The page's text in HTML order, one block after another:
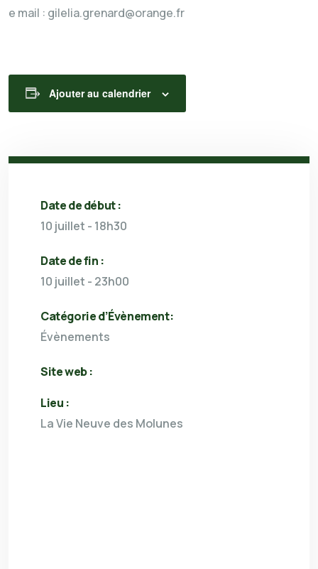
e mail : gilelia.grenard@orange.fr
Ajouter au calendrier
Date de début :
10 juillet - 18h30
Date de fin :
10 juillet - 23h00
Catégorie d’Évènement:
Évènements
Site web :
Lieu :
La Vie Neuve des Molunes